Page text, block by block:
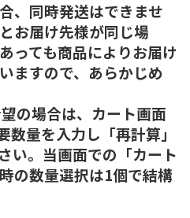
、同時発送はできませ
お届け先様が同じ場
っても商品によりお届け
ますので、あらかじめ
の場合は、カート画面
量を入力し「再計算」
い。当画面での「カート
の数量選択は1個で結構